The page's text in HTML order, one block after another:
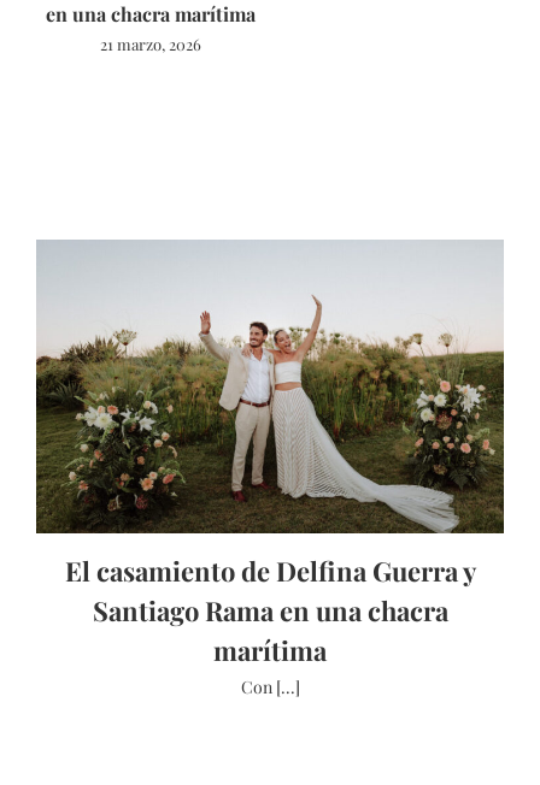
en una chacra marítima
21 marzo, 2026
El casamiento de Delfina Guerra y
Santiago Rama en una chacra
marítima
Con [...]